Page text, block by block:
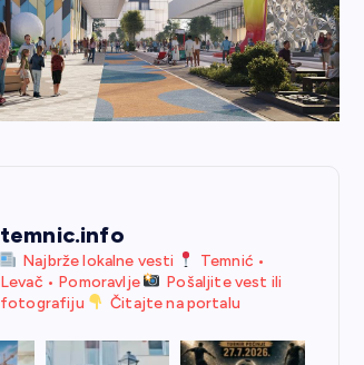
temnic.info
Najbrže lokalne vesti
Temnić •
Levač • Pomoravlje
Pošaljite vest ili
fotografiju
Čitajte na portalu